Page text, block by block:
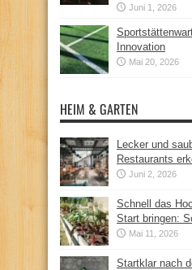
Juni 1, 2026
Innovation
Mai 20, 2026
HEIM & GARTEN
Lecker und
Restaurants
Juni 2, 2026
Schnell das
Start bringen:
Mai 11, 2026
Startklar nach